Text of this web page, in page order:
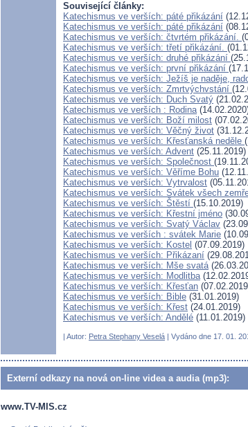
Související články:
Katechismus ve verších: páté přikázání
Katechismus ve verších: páté přikázání
Katechismus ve verších: čtvrtém přikázání.
Katechismus ve verších: třetí přikázání.
Katechismus ve verších: druhé přikázání
Katechismus ve verších: první přikázání
Katechismus ve verších: Ježíš je naděje,
Katechismus ve verších: Zmrtvýchvstání
Katechismus ve verších: Duch Svatý
Katechismus ve verších : Rodina
Katechismus ve verších: Boží milost
Katechismus ve verších: Věčný život
Katechismus ve verších: Křesťanská neděle
Katechismus ve verších: Advent (25.11.2019)
Katechismus ve verších: Společnost
Katechismus ve verších: Věříme Bohu
Katechismus ve verších: Vytrvalost
Katechismus ve verších: Svátek všech
Katechismus ve verších: Štěstí (15.10.2019)
Katechismus ve verších: Křestní jméno
Katechismus ve verších: Svatý Václav
Katechismus ve verších : svátek Marie
Katechismus ve verších: Kostel (07.09.2019)
Katechismus ve verších: Přikázaní
Katechismus ve verších: Mše svatá
Katechismus ve verších: Modlitba
Katechismus ve verších: Křesťan
Katechismus ve verších: Bible (31.01.2019)
Katechismus ve verších: Křest (24.01.2019)
Katechismus ve verších: Andělé (11.01.2019)
| Autor: Petra Stephany Veselá | Vydáno dne 17. 01.
Externí odkazy na nová on-line videa a audia (mp3):
www.TV-MIS.cz